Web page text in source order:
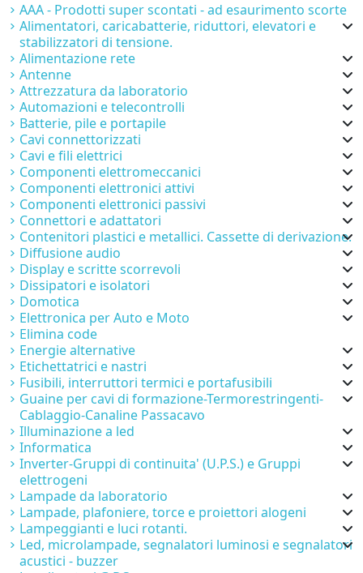
AAA - Prodotti super scontati - ad esaurimento scorte
Alimentatori, caricabatterie, riduttori, elevatori e
stabilizzatori di tensione.
Alimentazione rete
Antenne
Attrezzatura da laboratorio
Automazioni e telecontrolli
Batterie, pile e portapile
Cavi connettorizzati
Cavi e fili elettrici
Componenti elettromeccanici
Componenti elettronici attivi
Componenti elettronici passivi
Connettori e adattatori
Contenitori plastici e metallici. Cassette di derivazione.
Diffusione audio
Display e scritte scorrevoli
Dissipatori e isolatori
Domotica
Elettronica per Auto e Moto
Elimina code
Energie alternative
Etichettatrici e nastri
Fusibili, interruttori termici e portafusibili
Guaine per cavi di formazione-Termorestringenti-
Cablaggio-Canaline Passacavo
Illuminazione a led
Informatica
Inverter-Gruppi di continuita' (U.P.S.) e Gruppi
elettrogeni
Lampade da laboratorio
Lampade, plafoniere, torce e proiettori alogeni
Lampeggianti e luci rotanti.
Led, microlampade, segnalatori luminosi e segnalatori
acustici - buzzer